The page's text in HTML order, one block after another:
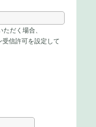
だく場合、
受信許可を設定して